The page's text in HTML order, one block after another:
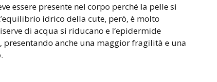
essere presente nel corpo perché la pelle si
idrico della cute, però, è molto
di acqua si riducano e l’epidermide
anche una maggior fragilità e una